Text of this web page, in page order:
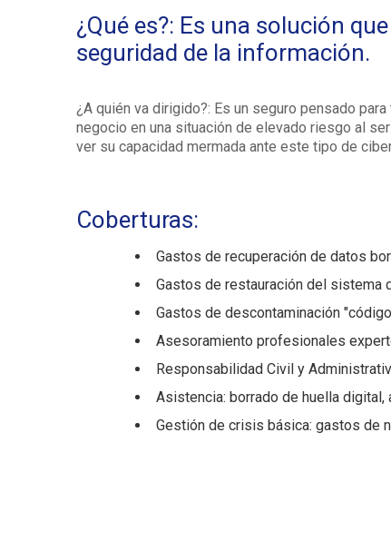
¿Qué es?: Es una solución
seguridad de la información.
¿A quién va dirigido?: Es un seguro pensado
negocio en una situación de elevado riesgo al
ver su capacidad mermada ante este tipo de
Coberturas:
Gastos de recuperación de datos
Gastos de restauración del sistema
Gastos de descontaminación
Asesoramiento profesionales
Responsabilidad Civil y
Asistencia: borrado de huella
Gestión de crisis básica: gastos de